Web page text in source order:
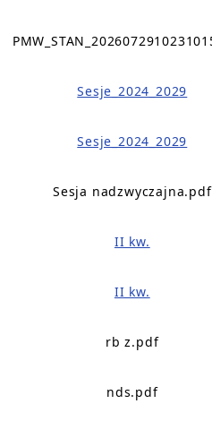
Sesje_2024_2029
Sesje_2024_2029
Sesja nadzwyczajna.pdf
II kw.
II kw.
rb z.pdf
nds.pdf